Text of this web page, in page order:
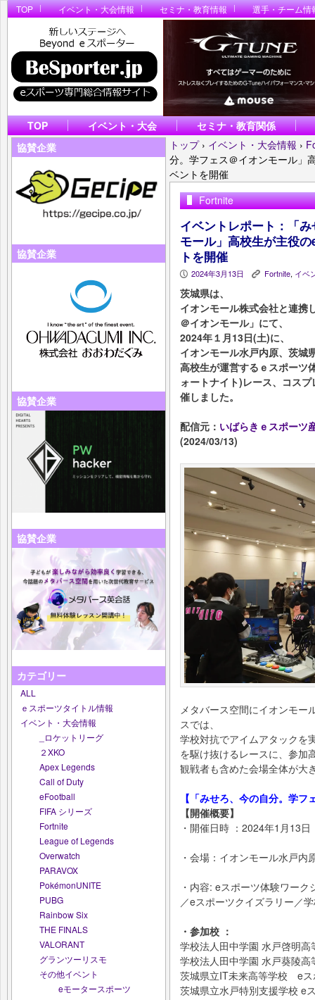
TOP イベント・大会情報 セミナ・教育情報 選手・チーム情
TOP イベント・大会
セミナ・教育関係
協賛企業
協賛企業
協賛企業
協賛企業
カテゴリー
ALL
ｅスポーツタイトル情報
イベント・大会情報
_ロケットリーグ
２XKO
Apex Legends
Call of Duty
eFootball
FIFA シリーズ
Fortnite
League of Legends
Overwatch
PARAVOX
PokémonUNITE
PUBG
Rainbow Six
THE FINALS
VALORANT
グランツーリスモ
その他イベント
eモータースポーツ
トップ › イベント・大会情報 ›
分。学フェス＠イオンモール」
ベントを開催
Fortnite
イベントレポート：「
モール」高校生が主役
トを開催
P 2024年3月13日 K Fortnite, イベ
茨城県は、
イオンモール株式会社と連携
＠イオンモール」にて、
2024年１月13日(土)に、
イオンモール水戸内原、茨城
高校生が運営するｅスポーツ
ォートナイト)レース、コス
催しました。
配信元： いばらきｅスポーツ
(2024/03/13)
メタバース空間にイオンモ
スでは、
学校対抗でアイムアタックを
を駆け抜けるレースに、参加
観戦者も含めた会場全体が大
【「みせろ、今の自分。学
【開催概要】
・開催日時 ：2024年1月13
・会場：イオンモール水戸
・内容: eスポーツ体験ワー
／eスポーツクイズラリー／
・参加校 ：
学校法人田中学園 水戸啓明
学校法人田中学園 水戸葵陵
茨城県立IT未来高等学校 eス
茨城県立水戸特別支援学校